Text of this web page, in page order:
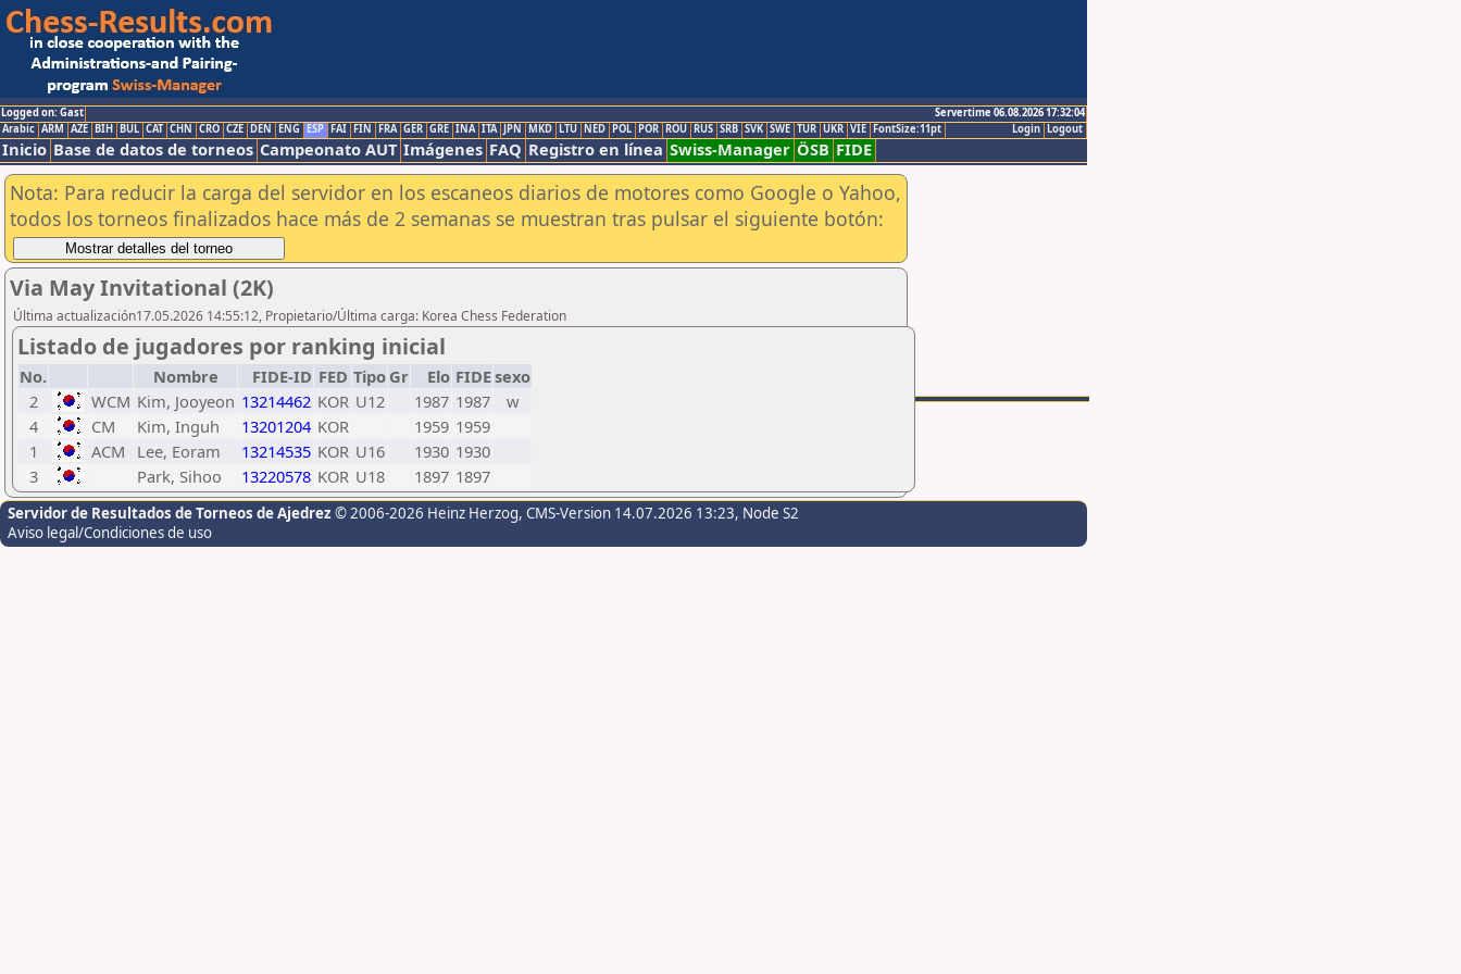
Logged on: Gast
Servertime 06.08.2026 17:32:04
Logout
Login
Arabic ARM AZE BIH BUL CAT CHN CRO CZE DEN ENG ESP FAI FIN FRA GER GRE INA ITA JPN MKD LTU NED POL POR ROU RUS SRB SVK SWE TUR UKR VIE FontSize:11pt
Inicio Base de datos de torneos Campeonato AUT Imágenes FAQ Registro en línea Swiss-Manager ÖSB FIDE
Nota: Para reducir la carga del servidor en los escaneos diarios de motores como Google o Yahoo,
todos los torneos finalizados hace más de 2 semanas se muestran tras pulsar el siguiente botón:
Via May Invitational (2K)
Última actualización17.05.2026 14:55:12, Propietario/Última carga: Korea Chess Federation
Listado de jugadores por ranking inicial
No. Nombre FIDE-ID FED Tipo Gr Elo FIDEsexo
2
WCM Kim, Jooyeon 13214462 KOR U12 1987 1987
w
4
CM Kim, Inguh 13201204 KOR 1959 1959
1
ACM Lee, Eoram 13214535 KOR U16 1930 1930
3
Park, Sihoo 13220578 KOR U18 1897 1897
Servidor de Resultados de Torneos de Ajedrez © 2006-2026 Heinz Herzog, CMS-Version 14.07.2026 13:23, Node S2
Aviso legal/Condiciones de uso